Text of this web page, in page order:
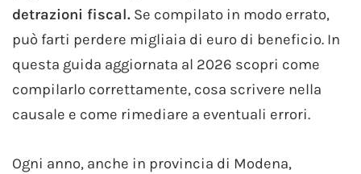
detrazioni fiscal. Se compilato in modo errato,
può farti perdere migliaia di euro di beneficio. In
questa guida aggiornata al 2026 scopri come
compilarlo correttamente, cosa scrivere nella
causale e come rimediare a eventuali errori.
Ogni anno, anche in provincia di Modena,